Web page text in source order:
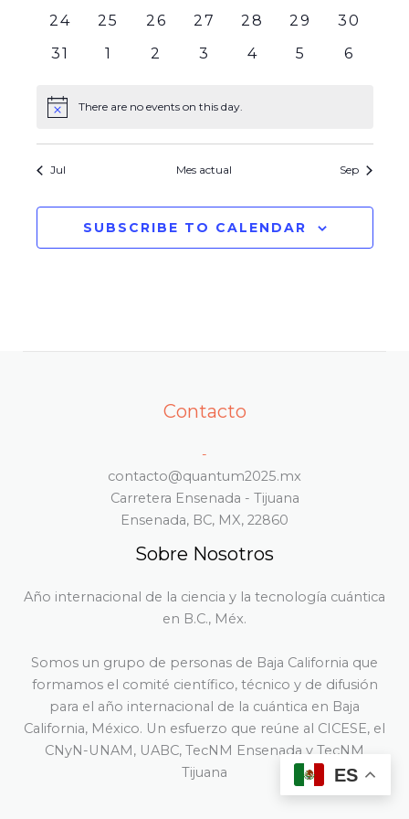
0
24
0
25
0
26
0
27
0
28
0
29
0
30
0
31
0
1
0
2
0
3
0
4
0
5
0
6
Notice There are no events on this day.
Jul Mes actual Sep
SUBSCRIBE TO CALENDAR
Contacto
-
contacto@quantum2025.mx
Carretera Ensenada - Tijuana
Ensenada, BC, MX, 22860
Sobre Nosotros
Año internacional de la ciencia y la tecnología cuántica
en B.C., Méx.
Somos un grupo de personas de Baja California que
formamos el comité científico, técnico y de difusión
para el año internacional de la cuántica en Baja
California, México. Un esfuerzo que reúne al CICESE, el
CNyN-UNAM, UABC, TecNM Ensenada y TecNM
Tijuana
ES